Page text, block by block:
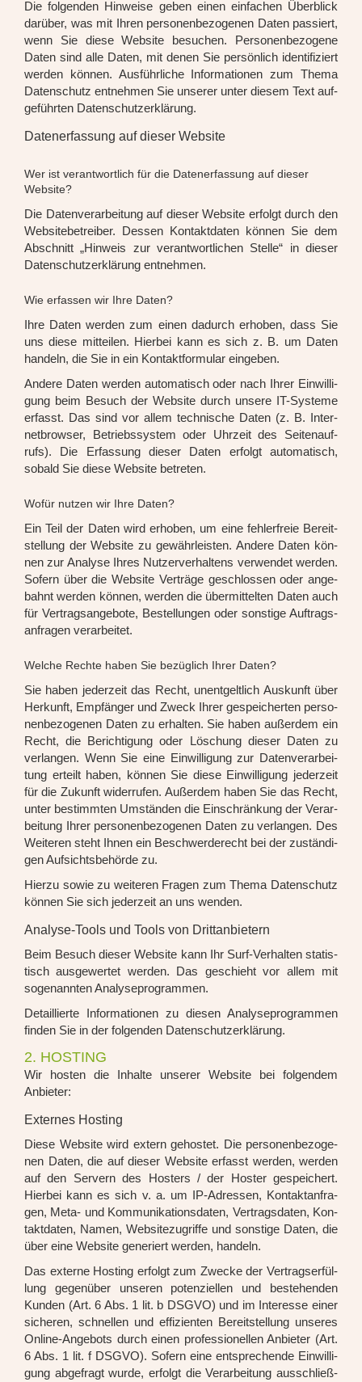
Die fol­gen­den Hin­wei­se geben einen ein­fa­chen Über­blick
dar­über, was mit Ihren per­so­nen­be­zo­ge­nen Daten pas­siert,
wenn Sie die­se Web­site besu­chen. Per­so­nen­be­zo­ge­ne
Daten sind alle Daten, mit denen Sie per­sön­lich iden­ti­fi­ziert
wer­den kön­nen. Aus­führ­li­che Infor­ma­tio­nen zum The­ma
Daten­schutz ent­neh­men Sie unse­rer unter die­sem Text auf­
ge­führ­ten Daten­schutz­er­klä­rung.
Datenerfassung auf dieser Website
Wer ist verantwortlich für die Datenerfassung auf dieser
Website?
Die Daten­ver­ar­bei­tung auf die­ser Web­site erfolgt durch den
Web­site­be­trei­ber. Des­sen Kon­takt­da­ten kön­nen Sie dem
Abschnitt „Hin­weis zur ver­ant­wort­li­chen Stel­le“ in die­ser
Daten­schutz­er­klä­rung ent­neh­men.
Wie erfassen wir Ihre Daten?
Ihre Daten wer­den zum einen dadurch erho­ben, dass Sie
uns die­se mit­tei­len. Hier­bei kann es sich z. B. um Daten
han­deln, die Sie in ein Kon­takt­for­mu­lar ein­ge­ben.
Ande­re Daten wer­den auto­ma­tisch oder nach Ihrer Ein­wil­li­
gung beim Besuch der Web­site durch unse­re IT-Sys­te­me
erfasst. Das sind vor allem tech­ni­sche Daten (z. B. Inter­
net­brow­ser, Betriebs­sys­tem oder Uhr­zeit des Sei­ten­auf­
rufs). Die Erfas­sung die­ser Daten erfolgt auto­ma­tisch,
sobald Sie die­se Web­site betre­ten.
Wofür nutzen wir Ihre Daten?
Ein Teil der Daten wird erho­ben, um eine feh­ler­freie Bereit­
stel­lung der Web­site zu gewähr­leis­ten. Ande­re Daten kön­
nen zur Ana­ly­se Ihres Nut­zer­ver­hal­tens ver­wen­det wer­den.
Sofern über die Web­site Ver­trä­ge geschlos­sen oder ange­
bahnt wer­den kön­nen, wer­den die über­mit­tel­ten Daten auch
für Ver­trags­an­ge­bo­te, Bestel­lun­gen oder sons­ti­ge Auf­trags­
an­fra­gen ver­ar­bei­tet.
Welche Rechte haben Sie bezüglich Ihrer Daten?
Sie haben jeder­zeit das Recht, unent­gelt­lich Aus­kunft über
Her­kunft, Emp­fän­ger und Zweck Ihrer gespei­cher­ten per­so­
nen­be­zo­ge­nen Daten zu erhal­ten. Sie haben außer­dem ein
Recht, die Berich­ti­gung oder Löschung die­ser Daten zu
ver­lan­gen. Wenn Sie eine Ein­wil­li­gung zur Daten­ver­ar­bei­
tung erteilt haben, kön­nen Sie die­se Ein­wil­li­gung jeder­zeit
für die Zukunft wider­ru­fen. Außer­dem haben Sie das Recht,
unter bestimm­ten Umstän­den die Ein­schrän­kung der Ver­ar­
bei­tung Ihrer per­so­nen­be­zo­ge­nen Daten zu ver­lan­gen. Des
Wei­te­ren steht Ihnen ein Beschwer­de­recht bei der zustän­di­
gen Auf­sichts­be­hör­de zu.
Hier­zu sowie zu wei­te­ren Fra­gen zum The­ma Daten­schutz
kön­nen Sie sich jeder­zeit an uns wen­den.
Analyse-Tools und Tools von Dritt­anbietern
Beim Besuch die­ser Web­site kann Ihr Surf-Ver­hal­ten sta­tis­
tisch aus­ge­wer­tet wer­den. Das geschieht vor allem mit
soge­nann­ten Ana­ly­se­pro­gram­men.
Detail­lier­te Infor­ma­tio­nen zu die­sen Ana­ly­se­pro­gram­men
fin­den Sie in der fol­gen­den Daten­schutz­er­klä­rung.
2. HOSTING
Wir hos­ten die Inhal­te unse­rer Web­site bei fol­gen­dem
Anbie­ter:
Externes Hosting
Die­se Web­site wird extern gehos­tet. Die per­so­nen­be­zo­ge­
nen Daten, die auf die­ser Web­site erfasst wer­den, wer­den
auf den Ser­vern des Hos­ters / der Hos­ter gespei­chert.
Hier­bei kann es sich v. a. um IP-Adres­sen, Kon­takt­an­fra­
gen, Meta- und Kom­mu­ni­ka­ti­ons­da­ten, Ver­trags­da­ten, Kon­
takt­da­ten, Namen, Web­site­zu­grif­fe und sons­ti­ge Daten, die
über eine Web­site gene­riert wer­den, han­deln.
Das exter­ne Hos­ting erfolgt zum Zwe­cke der Ver­trags­er­fül­
lung gegen­über unse­ren poten­zi­el­len und bestehen­den
Kun­den (Art. 6 Abs. 1 lit. b DSGVO) und im Inter­es­se einer
siche­ren, schnel­len und effi­zi­en­ten Bereit­stel­lung unse­res
Online-Ange­bots durch einen pro­fes­sio­nel­len Anbie­ter (Art.
6 Abs. 1 lit. f DSGVO). Sofern eine ent­spre­chen­de Ein­wil­li­
gung abge­fragt wur­de, erfolgt die Ver­ar­bei­tung aus­schließ­